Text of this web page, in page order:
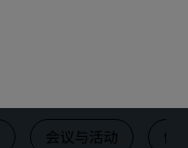
会议与活动 健